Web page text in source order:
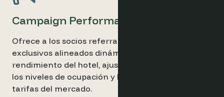
Campaign Performance
Ofrece a los socios referral planes tarifarios
exclusivos alineados dinámicamente con el
rendimiento del hotel, ajustados en tiempo real a
los niveles de ocupación y las tendencias de
tarifas del mercado.